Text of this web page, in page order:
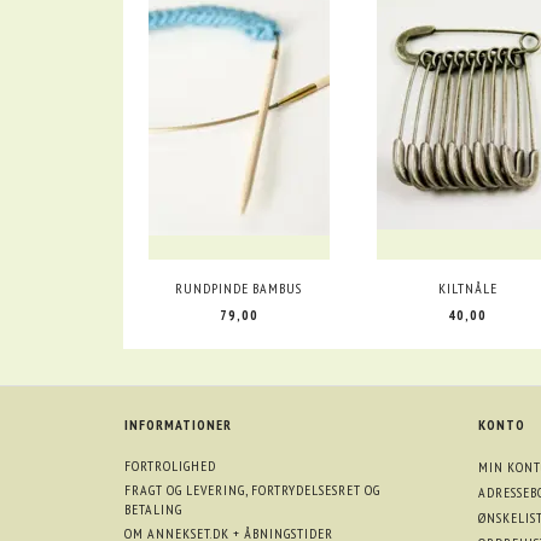
RUNDPINDE BAMBUS
79,00
KILTNÅLE
40,00
INFORMATIONER
FORTROLIGHED
FRAGT OG LEVERING, FORTRYDELSESRET OG
BETALING
OM ANNEKSET.DK + ÅBNINGSTIDER
KONTO
MIN